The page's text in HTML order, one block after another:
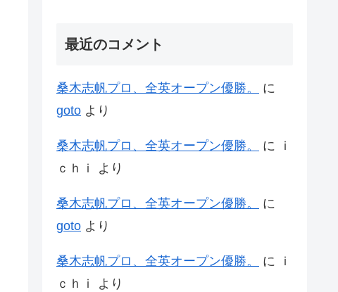
最近のコメント
桑木志帆プロ、全英オープン優勝。
に
goto より
桑木志帆プロ、全英オープン優勝。 に
ｉ
ｃｈｉ
より
桑木志帆プロ、全英オープン優勝。
に
goto より
桑木志帆プロ、全英オープン優勝。 に
ｉ
ｃｈｉ
より